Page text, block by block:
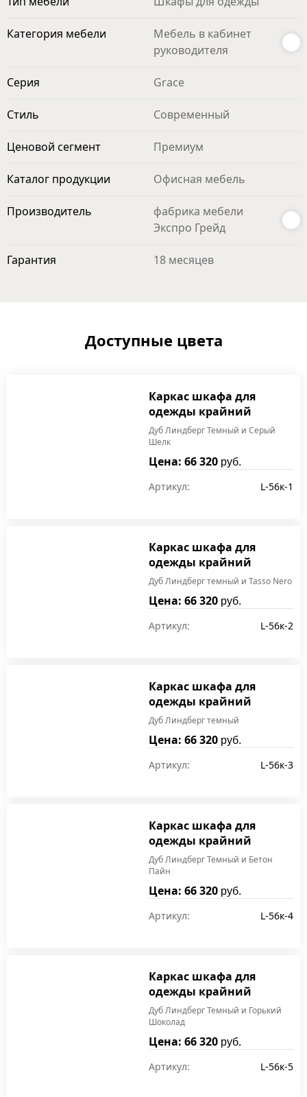
Категория мебели
Мебель в кабинет
руководителя
Серия Grace
Стиль Современный
Ценовой сегмент Премиум
Каталог продукции Офисная мебель
Производитель
фабрика мебели
Экспро Грейд
Гарантия 18 месяцев
Доступные цвета
Каркас шкафа для
одежды крайний
Дуб Линдберг Темный и Серый
Шелк
Цена: 66 320 руб.
Артикул: L-56к-1
Каркас шкафа для
одежды крайний
Дуб Линдберг темный и Tasso Nero
Цена: 66 320 руб.
Артикул: L-56к-2
Каркас шкафа для
одежды крайний
Дуб Линдберг темный
Цена: 66 320 руб.
Артикул: L-56к-3
Каркас шкафа для
одежды крайний
Дуб Линдберг Темный и Бетон
Пайн
Цена: 66 320 руб.
Артикул: L-56к-4
Каркас шкафа для
одежды крайний
Дуб Линдберг Темный и Горький
Шоколад
Цена: 66 320 руб.
Артикул: L-56к-5